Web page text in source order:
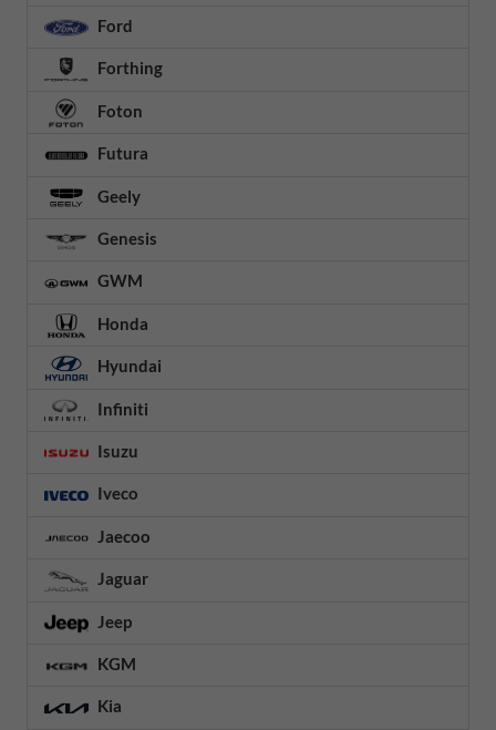
Ford
Forthing
Foton
Futura
Geely
Genesis
GWM
Honda
Hyundai
Infiniti
Isuzu
Iveco
Jaecoo
Jaguar
Jeep
KGM
Kia